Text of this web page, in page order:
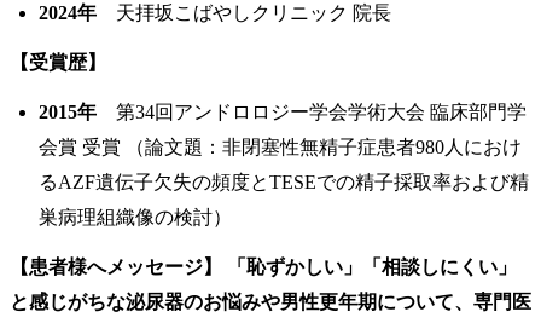
2024年 天拝坂こばやしクリニック 院長
【受賞歴】
2015年 第34回アンドロロジー学会学術大会 臨床部門学
会賞 受賞 （論文題：非閉塞性無精子症患者980人におけ
るAZF遺伝子欠失の頻度とTESEでの精子採取率および精
巣病理組織像の検討）
【患者様へメッセージ】
「恥ずかしい」「相談しにくい」
と感じがちな泌尿器のお悩みや男性更年期について、専門医